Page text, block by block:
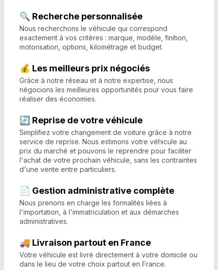
🔍 Recherche personnalisée
Nous recherchons le véhicule qui correspond
exactement à vos critères : marque, modèle, finition,
motorisation, options, kilométrage et budget.
💰 Les meilleurs prix négociés
Grâce à notre réseau et à notre expertise, nous
négocions les meilleures opportunités pour vous faire
réaliser des économies.
🔄 Reprise de votre véhicule
Simplifiez votre changement de voiture grâce à notre
service de reprise. Nous estimons votre véhicule au
prix du marché et pouvons le reprendre pour faciliter
l'achat de votre prochain véhicule, sans les contraintes
d'une vente entre particuliers.
📄 Gestion administrative complète
Nous prenons en charge les formalités liées à
l'importation, à l'immatriculation et aux démarches
administratives.
🚚 Livraison partout en France
Votre véhicule est livré directement à votre domicile ou
dans le lieu de votre choix partout en France.